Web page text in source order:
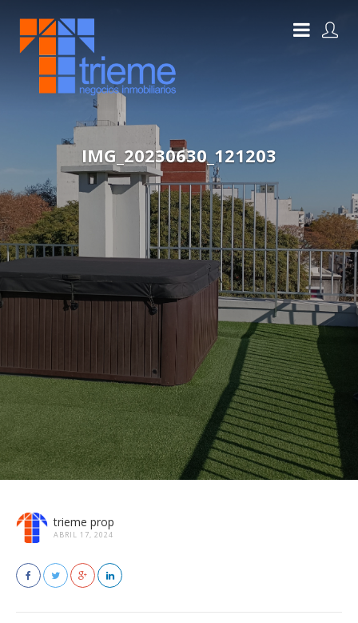
IMG_20230630_121203
trieme prop
ABRIL 17, 2024